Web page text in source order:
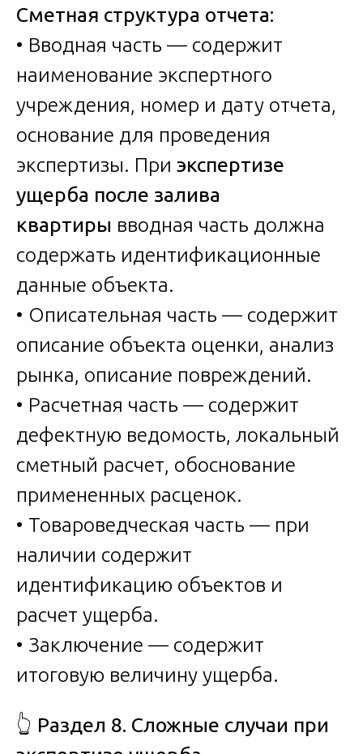
Сметная структура отчета:
• Вводная часть — содержит
наименование экспертного
учреждения, номер и дату отчета,
основание для проведения
экспертизы. При экспертизе
ущерба после залива
квартиры вводная часть должна
содержать идентификационные
данные объекта.
• Описательная часть — содержит
описание объекта оценки, анализ
рынка, описание повреждений.
• Расчетная часть — содержит
дефектную ведомость, локальный
сметный расчет, обоснование
примененных расценок.
• Товароведческая часть — при
наличии содержит
идентификацию объектов и
расчет ущерба.
• Заключение — содержит
итоговую величину ущерба.
👆 Раздел 8. Сложные случаи при